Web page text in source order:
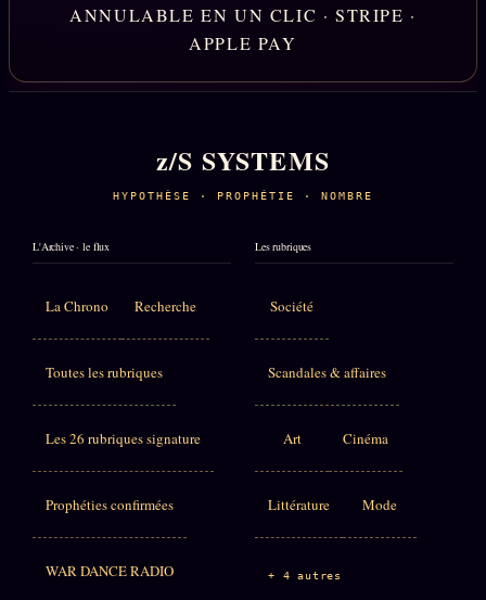
ANNULABLE EN UN CLIC · STRIPE ·
APPLE PAY
z/S SYSTEMS
HYPOTHÈSE · PROPHÉTIE · NOMBRE
L'Archive · le flux
La Chrono Recherche
Toutes les rubriques
Les 26 rubriques signature
Prophéties confirmées
WAR DANCE RADIO
Les rubriques
Société
Scandales & affaires
Art Cinéma
Littérature Mode
+ 4 autres